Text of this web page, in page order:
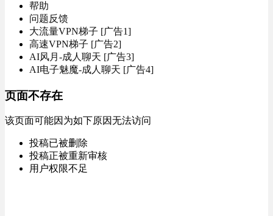
帮助
问题反馈
大流量VPN梯子 [广告1]
高速VPN梯子 [广告2]
AI风月-成人聊天 [广告3]
AI电子魅魔-成人聊天 [广告4]
页面不存在
该页面可能因为如下原因无法访问
投稿已被删除
投稿正被重新审核
用户权限不足